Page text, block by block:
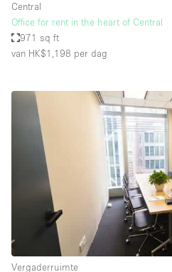
Central
Office for rent in the heart of Central
971 sq ft
van HK$1,198 per dag
Vergaderruimte